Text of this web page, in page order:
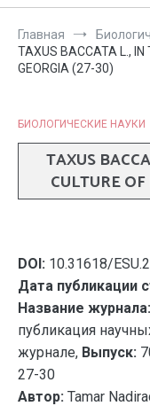
Главная
TAXUS BACCATA L., IN
GEORGIA (27-30)
БИОЛОГИЧЕСКИЕ НАУКИ
TAXUS
CULTURE
DOI: 10.31618/
Дата публикации
Название журнала:
публикация
журнале, Выпуск:
27-30
Автор: Tamar